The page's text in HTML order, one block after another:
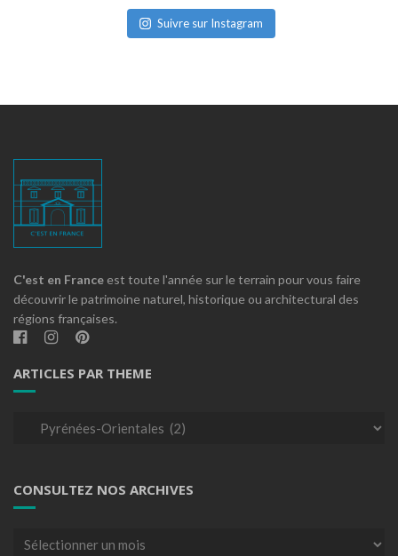
Suivre sur Instagram
C'est en France est toute l'année sur le terrain pour vous faire
découvrir le patrimoine naturel, historique ou architectural des
régions françaises.
ARTICLES PAR THEME
Articles
CONSULTEZ NOS ARCHIVES
Consultez